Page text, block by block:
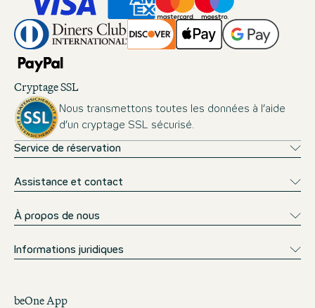
Cryptage SSL
Nous transmettons toutes les données à l’aide
d’un cryptage SSL sécurisé.
Service de réservation
Assistance et contact
À propos de nous
Informations juridiques
beOne App